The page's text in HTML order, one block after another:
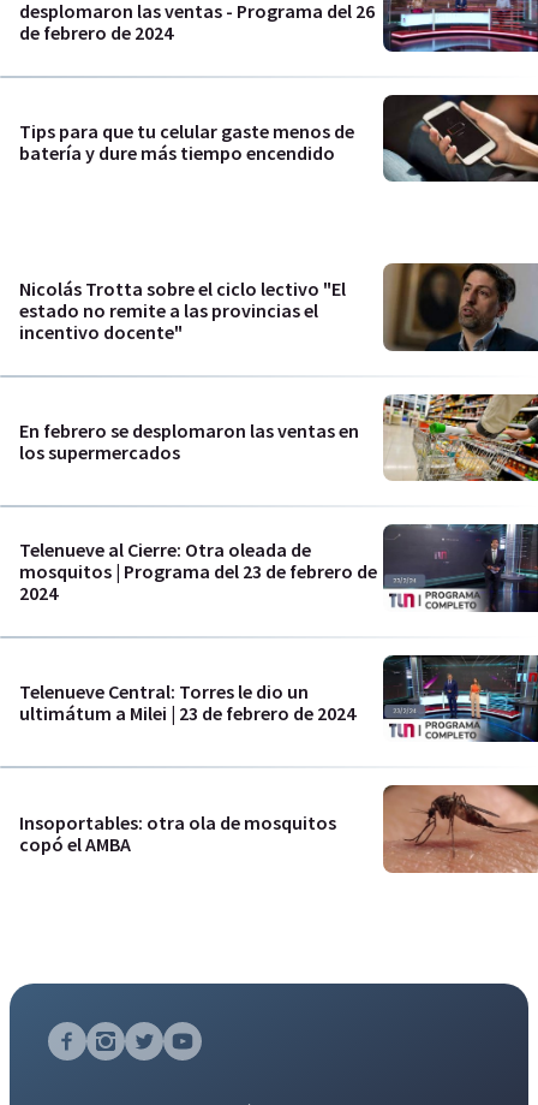
desplomaron las ventas - Programa del 26
de febrero de 2024
Tips para que tu celular gaste menos de
batería y dure más tiempo encendido
Nicolás Trotta sobre el ciclo lectivo "El
estado no remite a las provincias el
incentivo docente"
En febrero se desplomaron las ventas en
los supermercados
Telenueve al Cierre: Otra oleada de
mosquitos | Programa del 23 de febrero de
2024
Telenueve Central: Torres le dio un
ultimátum a Milei | 23 de febrero de 2024
Insoportables: otra ola de mosquitos
copó el AMBA